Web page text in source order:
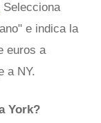
Selecciona
e indica la
euros a
a NY.
York?